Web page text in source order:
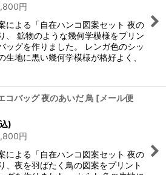
円
による「自在ハンコ図案セット 夜の
、 鉱物のような幾何学模様をプリン
ッグを作りました。 レンガ色のシッ
生地に黒い幾何学模様が格好よく、
コバッグ 夜のあいだ 鳥 [メール便
)
円
による「自在ハンコ図案セット 夜の
、夜を羽ばたく鳥の図案をプリント